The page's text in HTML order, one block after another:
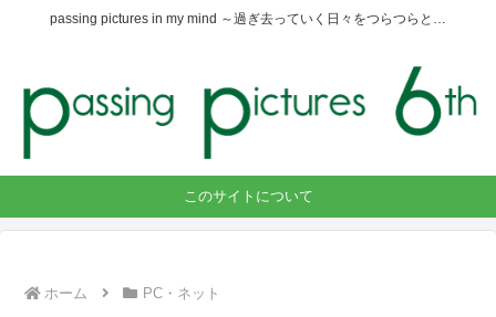
passing pictures in my mind ～過ぎ去っていく日々をつらつらと…
このサイトについて
ホーム PC・ネット